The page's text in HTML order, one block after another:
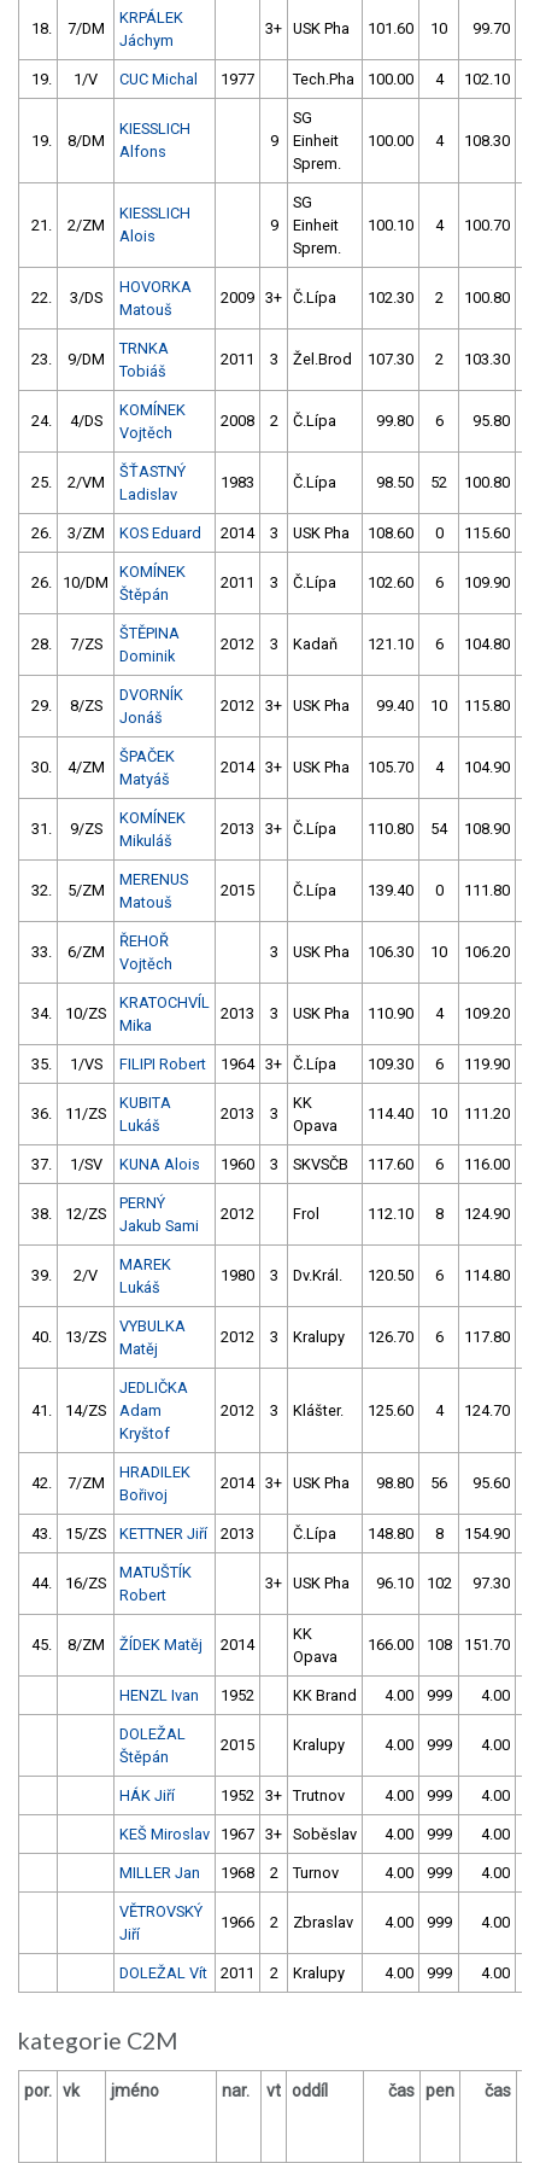
18. 7/DM
KRPÁLEK
Jáchym
3+ USK Pha 101.60 10 99.70
19. 1/V CUC Michal 1977 Tech.Pha 100.00 4 102.10
19. 8/DM
KIESSLICH
Alfons
9
SG
Einheit
Sprem.
100.00 4 108.30
21. 2/ZM
KIESSLICH
Alois
9
SG
Einheit
Sprem.
100.10 4 100.70
22. 3/DS
HOVORKA
Matouš
2009 3+ Č.Lípa 102.30 2 100.80
23. 9/DM
TRNKA
Tobiáš
2011 3 Žel.Brod 107.30 2 103.30
24. 4/DS
KOMÍNEK
Vojtěch
2008 2 Č.Lípa 99.80 6 95.80
25. 2/VM
ŠŤASTNÝ
Ladislav
1983 Č.Lípa 98.50 52 100.80
26. 3/ZM KOS Eduard 2014 3 USK Pha 108.60 0 115.60
26. 10/DM
KOMÍNEK
Štěpán
2011 3 Č.Lípa 102.60 6 109.90
28. 7/ZS
ŠTĚPINA
Dominik
2012 3 Kadaň 121.10 6 104.80
29. 8/ZS
DVORNÍK
Jonáš
2012 3+ USK Pha 99.40 10 115.80
30. 4/ZM
ŠPAČEK
Matyáš
2014 3+ USK Pha 105.70 4 104.90
31. 9/ZS
KOMÍNEK
Mikuláš
2013 3+ Č.Lípa 110.80 54 108.90
32. 5/ZM
MERENUS
Matouš
2015 Č.Lípa 139.40 0 111.80
33. 6/ZM
ŘEHOŘ
Vojtěch
3 USK Pha 106.30 10 106.20
34. 10/ZS
KRATOCHVÍL
Mika
2013 3 USK Pha 110.90 4 109.20
35. 1/VS FILIPI Robert 1964 3+ Č.Lípa 109.30 6 119.90
36. 11/ZS
KUBITA
Lukáš
2013 3
KK
Opava
114.40 10 111.20
37. 1/SV KUNA Alois 1960 3 SKVSČB 117.60 6 116.00
38. 12/ZS
PERNÝ
Jakub Sami
2012 Frol 112.10 8 124.90
39. 2/V
MAREK
Lukáš
1980 3 Dv.Král. 120.50 6 114.80
40. 13/ZS
VYBULKA
Matěj
2012 3 Kralupy 126.70 6 117.80
41. 14/ZS
JEDLIČKA
Adam
Kryštof
2012 3 Klášter. 125.60 4 124.70
42. 7/ZM
HRADILEK
Bořivoj
2014 3+ USK Pha 98.80 56 95.60
43. 15/ZS KETTNER Jiří 2013 Č.Lípa 148.80 8 154.90
44. 16/ZS
MATUŠTÍK
Robert
3+ USK Pha 96.10 102 97.30
45. 8/ZM ŽÍDEK Matěj 2014
KK
Opava
166.00 108 151.70
HENZL Ivan 1952 KK Brand 4.00 999 4.00
DOLEŽAL
Štěpán
2015 Kralupy 4.00 999 4.00
HÁK Jiří 1952 3+ Trutnov 4.00 999 4.00
KEŠ Miroslav 1967 3+ Soběslav 4.00 999 4.00
MILLER Jan 1968 2 Turnov 4.00 999 4.00
VĚTROVSKÝ
Jiří
1966 2 Zbraslav 4.00 999 4.00
DOLEŽAL Vít 2011 2 Kralupy 4.00 999 4.00
kategorie C2M
por. vk jméno nar. vt oddíl čas pen čas